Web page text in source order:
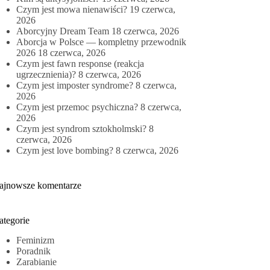
Czym jest mowa nienawiści? 19 czerwca,
2026
Aborcyjny Dream Team 18 czerwca, 2026
Aborcja w Polsce — kompletny przewodnik
2026 18 czerwca, 2026
Czym jest fawn response (reakcja
ugrzecznienia)? 8 czerwca, 2026
Czym jest imposter syndrome? 8 czerwca,
2026
Czym jest przemoc psychiczna? 8 czerwca,
2026
Czym jest syndrom sztokholmski? 8
czerwca, 2026
Czym jest love bombing? 8 czerwca, 2026
komentarze
Feminizm
Poradnik
Zarabianie